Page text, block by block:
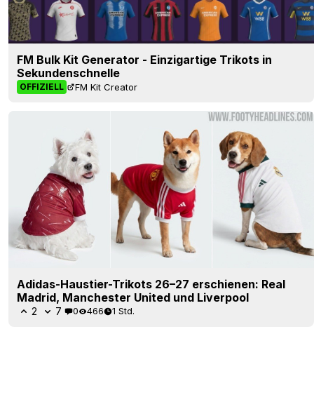
FM Bulk Kit Generator - Einzigartige Trikots in
Sekundenschnelle
OFFIZIELL FM Kit Creator
Adidas-Haustier-Trikots 26–27 erschienen: Real
Madrid, Manchester United und Liverpool
2 7 0 466 1 Std.